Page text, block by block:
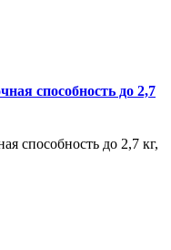
способность до 2,7
способность до 2,7 кг,